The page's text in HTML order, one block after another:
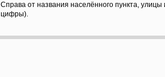
Справа от названия населённого пункта,
цифры).